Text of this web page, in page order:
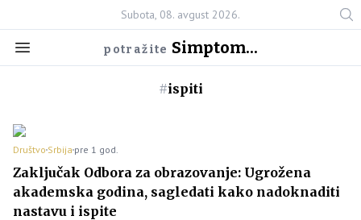
Subota, 08. avgust 2026.
potražite Simptom...
#ispiti
Društvo Srbija pre 1 god.
Zaključak Odbora za obrazovanje: Ugrožena
akademska godina, sagledati kako nadoknaditi
nastavu i ispite